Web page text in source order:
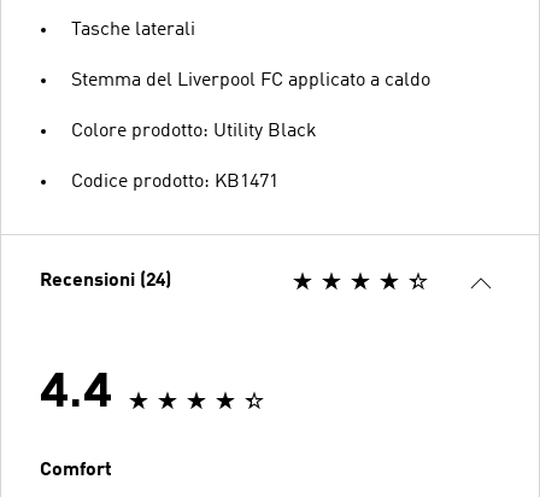
Tasche laterali
Stemma del Liverpool FC applicato a caldo
Colore prodotto: Utility Black
Codice prodotto: KB1471
Recensioni (24)
4.4
Comfort